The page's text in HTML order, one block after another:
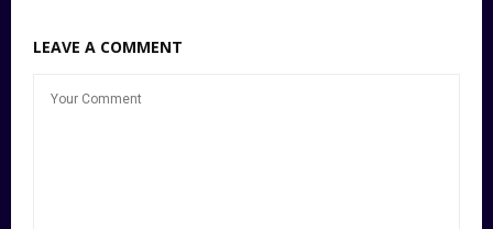
LEAVE A COMMENT